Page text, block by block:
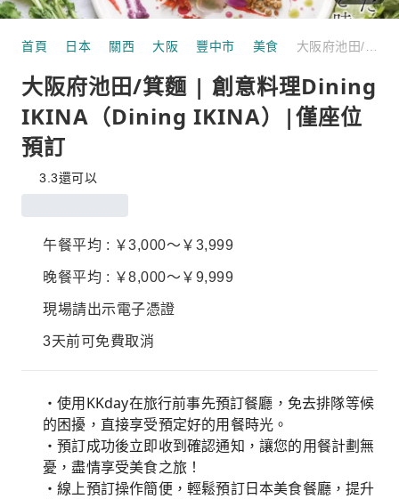
首頁 日本 關西 大阪 豐中市 美食
大阪府池田/箕麵 | 創意料理Dining
IKINA（Dining IKINA）|僅座位
預訂
3.3還可以
午餐平均 : ￥3,000～￥3,999
晚餐平均 : ￥8,000～￥9,999
現場請出示電子憑證
3天前可免費取消
・使用KKday在旅行前事先預訂餐廳，免去排隊等候
的困擾，直接享受預定好的用餐時光。
・預訂成功後立即收到確認通知，讓您的用餐計劃無
憂，盡情享受美食之旅！
・線上預訂操作簡便，輕鬆預訂日本美食餐廳，提升